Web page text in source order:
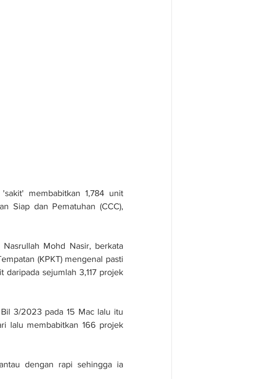
membabitkan 1,784 unit
Siap dan Pematuhan (CCC),
Mohd Nasir, berkata
(KPKT) mengenal pasti
sejumlah 3,117 projek
3/2023 pada 15 Mac lalu itu
lalu membabitkan 166 projek
dengan rapi sehingga ia